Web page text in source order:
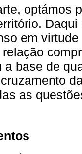
optámos
em
a base de
as